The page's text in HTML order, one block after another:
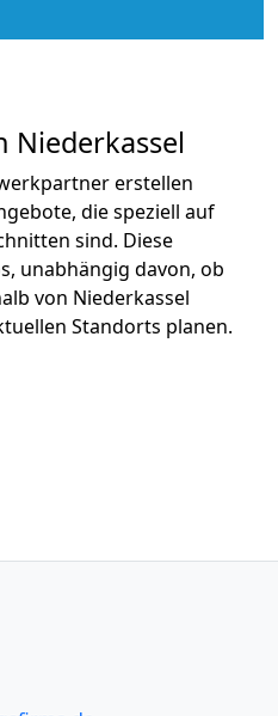
Niederkassel
erstellen
die speziell auf
sind. Diese
unabhängig davon, ob
von Niederkassel
Standorts planen.